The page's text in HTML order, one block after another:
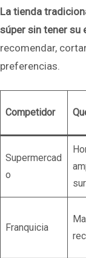
La tienda
súper sin tener su
recomendar,
preferencias.
Competidor
Supermercad
o
Franquicia